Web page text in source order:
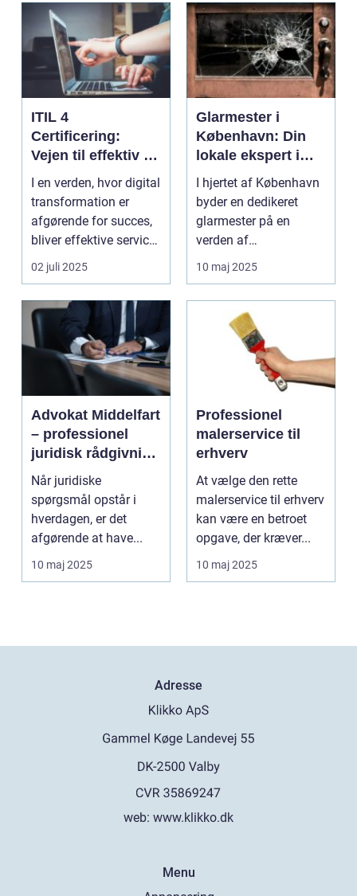
ITIL 4
Certificering:
Vejen til effektiv IT-
service
management
I en verden, hvor digital
transformation er
afgørende for succes,
bliver effektive service
ma...
02 juli 2025
Glarmester i
København: Din
lokale ekspert i
glasløsninger
I hjertet af København
byder en dedikeret
glarmester på en
verden af
glasløsning...
10 maj 2025
Advokat Middelfart
– professionel
juridisk rådgivning
tæt på dig
Når juridiske
spørgsmål opstår i
hverdagen, er det
afgørende at have...
10 maj 2025
Professionel
malerservice til
erhverv
At vælge den rette
malerservice til erhverv
kan være en betroet
opgave, der kræver...
10 maj 2025
Adresse
web: www.klikko.dk
Menu